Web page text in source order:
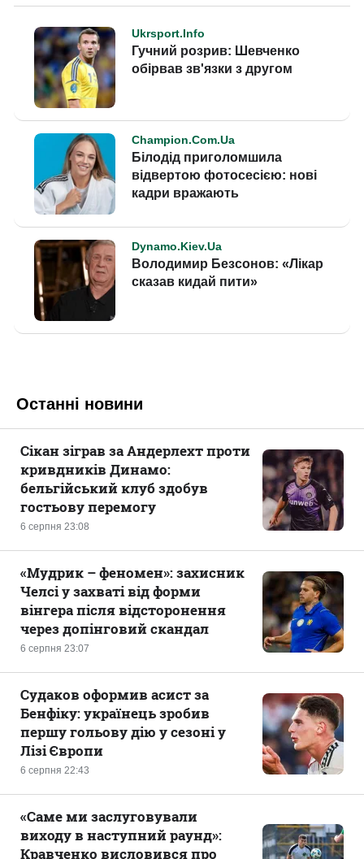
Останні новини
6 серпня 23:08
Сікан зіграв за Андерлехт проти
кривдників Динамо:
бельгійський клуб здобув
гостьову перемогу
6 серпня 23:07
«Мудрик – феномен»: захисник
Челсі у захваті від форми
вінгера після відсторонення
через допінговий скандал
6 серпня 22:43
Судаков оформив асист за
Бенфіку: українець зробив
першу гольову дію у сезоні у
Лізі Європи
«Саме ми заслуговували
виходу в наступний раунд»:
Кравченко висловився про